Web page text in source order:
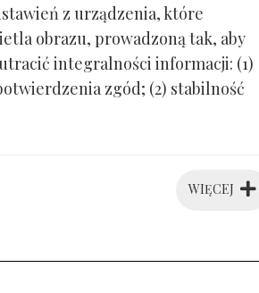
z urządzenia, które
obrazu, prowadzoną tak, aby
integralności informacji: (1)
zgód; (2) stabilność
WIĘCEJ